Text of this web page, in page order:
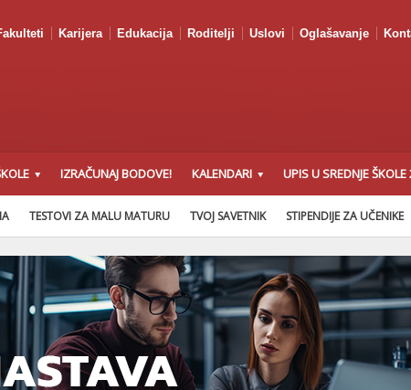
Karijera Edukacija Roditelji Uslovi Oglašavanje
IZRAČUNAJ BODOVE! KALENDARI UPIS U SREDNJE
TESTOVI ZA MALU MATURU TVOJ SAVETNIK STIPENDIJE ZA UČENIKE